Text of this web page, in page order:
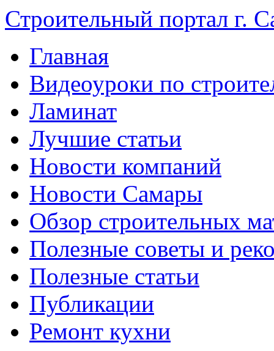
Строительный портал г.
Главная
Видеоуроки по
Ламинат
Лучшие статьи
Новости компаний
Новости Самары
Обзор строительных
Полезные советы и
Полезные статьи
Публикации
Ремонт кухни